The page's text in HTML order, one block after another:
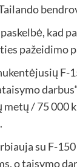
kad
pažeidimo
F-
/ 75 000
su F-
o taisymo